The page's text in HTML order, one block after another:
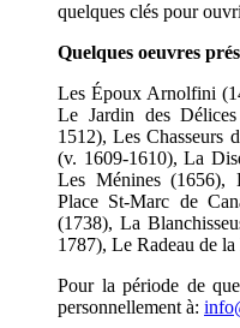
quelques clés pour
Quelques oeuvres
Les Époux Arnolfini
Le Jardin des
1512), Les Chasseurs
(v. 1609-1610), La
Les Ménines (1656),
Place St-Marc de
(1738), La
1787), Le Radeau de
Pour la période de
personnellement à: